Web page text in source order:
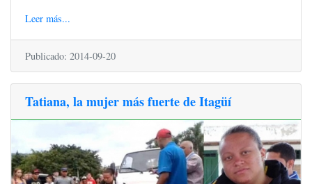
Leer más...
Publicado: 2014-09-20
Tatiana, la mujer más fuerte de Itagüí